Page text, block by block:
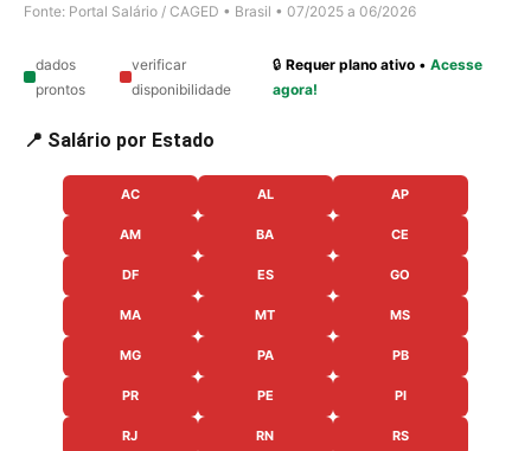
Fonte: Portal Salário / CAGED • Brasil • 07/2025 a 06/2026
dados
prontos
verificar
disponibilidade
🔒Requer plano ativo •Acesse
agora!
📍 Salário por Estado
AC AL AP
AM BA CE
DF ES GO
MA MT MS
MG PA PB
PR PE PI
RJ RN RS